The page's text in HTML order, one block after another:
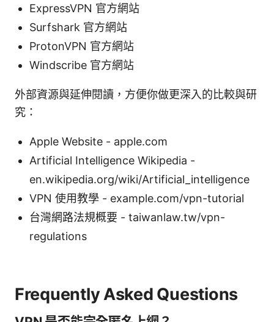
ExpressVPN 官方網站
Surfshark 官方網站
ProtonVPN 官方網站
Windscribe 官方網站
外部資源與延伸閱讀，方便你做更深入的比較與研
究：
Apple Website - apple.com
Artificial Intelligence Wikipedia -
en.wikipedia.org/wiki/Artificial_intelligence
VPN 使用教學 - example.com/vpn-tutorial
台灣網路法規概要 - taiwanlaw.tw/vpn-
regulations
Frequently Asked Questions